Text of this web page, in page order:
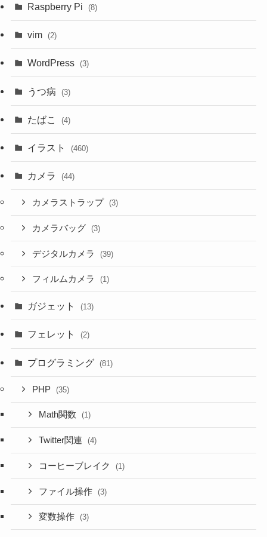
Raspberry Pi (8)
vim (2)
WordPress (3)
うつ病 (3)
たばこ (4)
イラスト (460)
カメラ (44)
カメラストラップ (3)
カメラバッグ (3)
デジタルカメラ (39)
フィルムカメラ (1)
ガジェット (13)
フェレット (2)
プログラミング (81)
PHP (35)
Math関数 (1)
Twitter関連 (4)
コーヒーブレイク (1)
ファイル操作 (3)
変数操作 (3)